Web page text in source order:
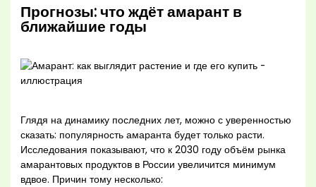
Прогнозы: что ждёт амарант в
ближайшие годы
Глядя на динамику последних лет, можно с уверенностью
сказать: популярность амаранта будет только расти.
Исследования показывают, что к 2030 году объём рынка
амарантовых продуктов в России увеличится минимум
вдвое. Причин тому несколько: